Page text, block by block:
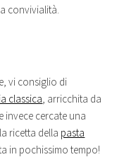
convivialità.
vi consiglio di
classica, arricchita da
invece cercate una
ricetta della pasta
in pochissimo tempo!